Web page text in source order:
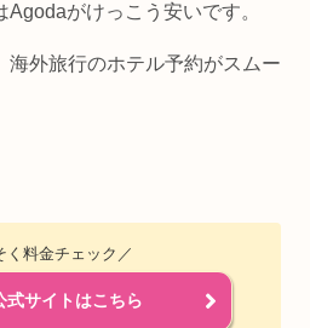
がけっこう安いです。
海外旅行のホテル予約がスムー
く料金チェック／
サイトはこちら